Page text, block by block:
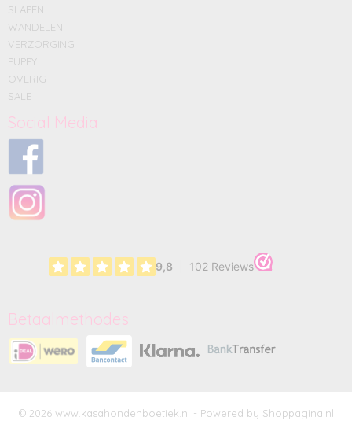
SLAPEN
WANDELEN
VERZORGING
PUPPY
OVERIG
SALE
Social Media
Betaalmethodes
© 2026 www.kasahondenboetiek.nl - Powered by Shoppagina.nl